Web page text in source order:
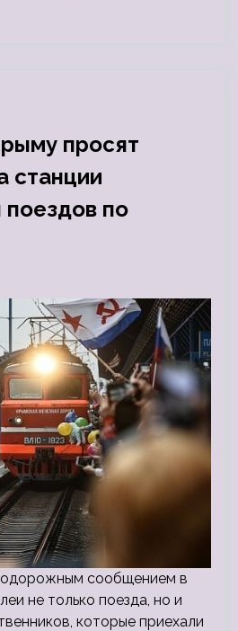
просят
станции
поездов по
сообщением в
не только поезда, но и
которые приехали